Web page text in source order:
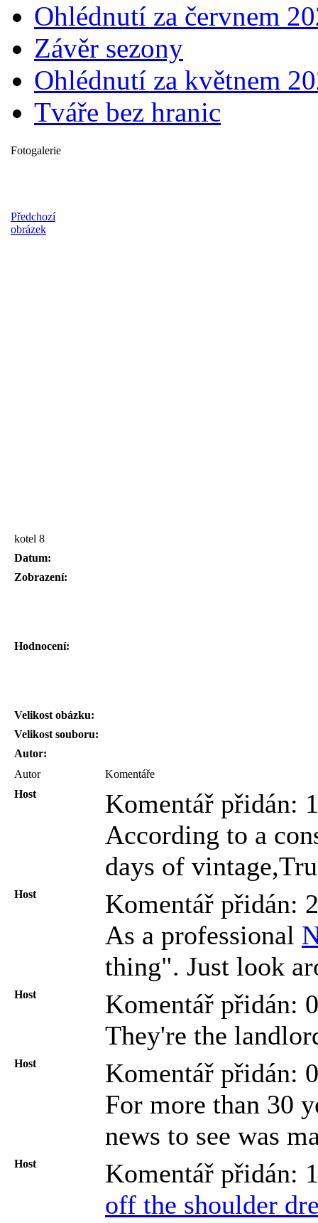
Ohlédnutí za červnem
Závěr sezony
Ohlédnutí za květnem
Tváře bez hranic
Fotogalerie
Předchozí
obrázek
kotel 8
Datum:
Zobrazení:
Hodnocení:
Velikost obázku:
Velikost souboru:
Autor:
Autor
Komentáře
Host
Komentář přidán:
According to a
days of
Host
Komentář přidán:
As a professional
thing". Just look
Host
Komentář přidán:
They're the
Host
Komentář přidán:
For more than 30
news to see was
Host
Komentář přidán:
off the shoulder